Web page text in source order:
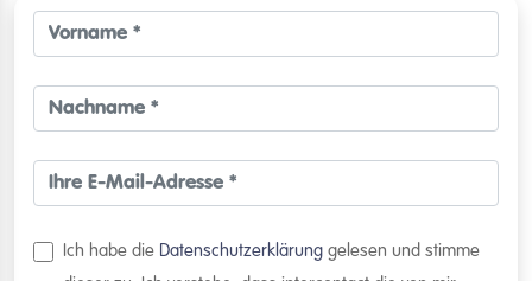
Ich habe die Datenschutzerklärung gelesen und stimme